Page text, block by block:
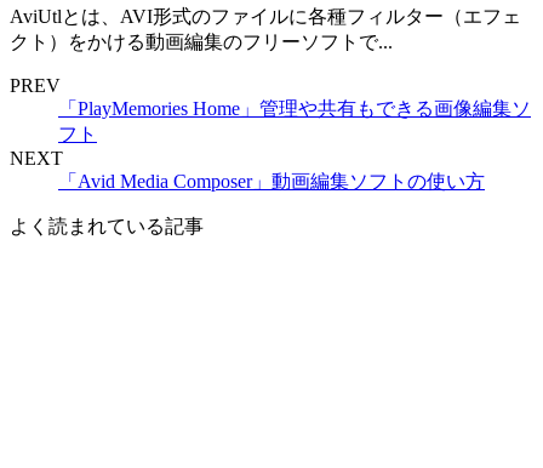
AviUtlとは、AVI形式のファイルに各種フィルター（エフェ
クト）をかける動画編集のフリーソフトで...
PREV
「PlayMemories Home」管理や共有もできる画像編集ソ
フト
NEXT
「Avid Media Composer」動画編集ソフトの使い方
よく読まれている記事